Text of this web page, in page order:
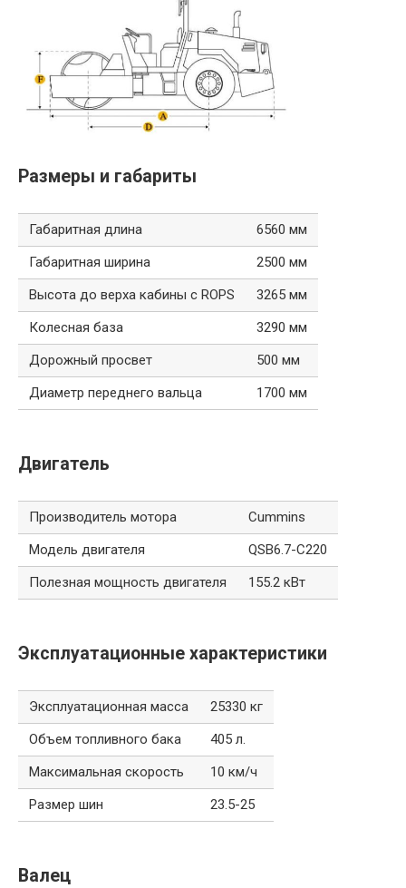
Размеры и габариты
Габаритная длина
6560 мм
Габаритная ширина
2500 мм
Высота до верха кабины с ROPS
3265 мм
Колесная база
3290 мм
Дорожный просвет
500 мм
Диаметр переднего вальца
1700 мм
Двигатель
Производитель мотора
Cummins
Модель двигателя
QSB6.7-C220
Полезная мощность двигателя
155.2 кВт
Эксплуатационные характеристики
Эксплуатационная масса
25330 кг
Объем топливного бака
405 л.
Максимальная скорость
10 км/ч
Размер шин
23.5-25
Валец